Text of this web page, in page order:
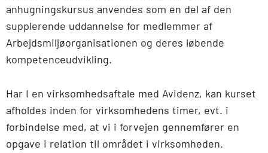
anhugningskursus anvendes som en del af den
supplerende uddannelse for medlemmer af
Arbejdsmiljøorganisationen og deres løbende
kompetenceudvikling.
Har I en virksomhedsaftale med Avidenz, kan kurset
afholdes inden for virksomhedens timer, evt. i
forbindelse med, at vi i forvejen gennemfører en
opgave i relation til området i virksomheden.